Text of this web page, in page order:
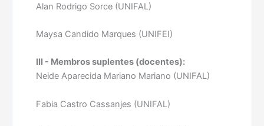
Alan Rodrigo Sorce (UNIFAL)
Maysa Candido Marques (UNIFEI)
III - Membros suplentes (docentes):
Neide Aparecida Mariano Mariano (UNIFAL)
Fabia Castro Cassanjes (UNIFAL)